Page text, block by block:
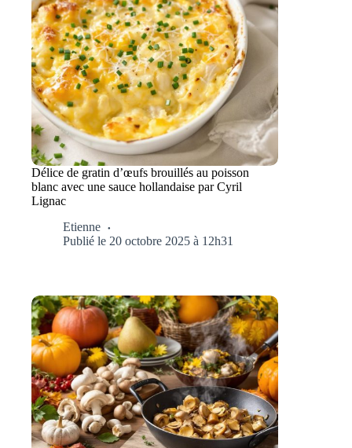
Délice de gratin d’œufs brouillés au poisson
blanc avec une sauce hollandaise par Cyril
Lignac
Etienne
Publié le 20 octobre 2025 à 12h31